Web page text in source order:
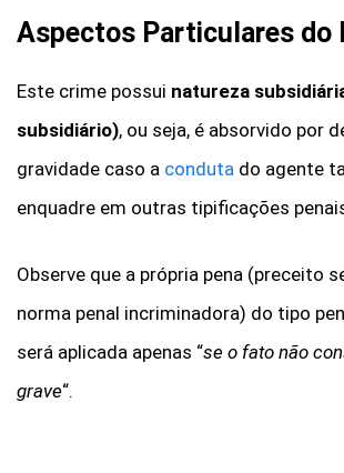
Aspectos Particulares do
Este crime possui natureza
subsidiário), ou seja, é absorvido por
gravidade caso a conduta do agente
enquadre em outras tipificações
Observe que a própria pena (preceito
norma penal incriminadora) do tipo
será aplicada apenas “se o fato não
grave“.